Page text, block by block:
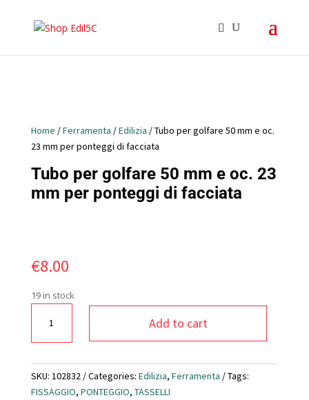
Home /Ferramenta /Edilizia / Tubo per golfare 50 mm e oc.
23 mm per ponteggi di facciata
Tubo per golfare 50 mm e oc. 23
mm per ponteggi di facciata
€8.00
19 in stock
golfare
mm
e
Add to cart
SKU: 102832 Categories: Edilizia, Ferramenta
Tags:
FISSAGGIO, PONTEGGIO, TASSELLI